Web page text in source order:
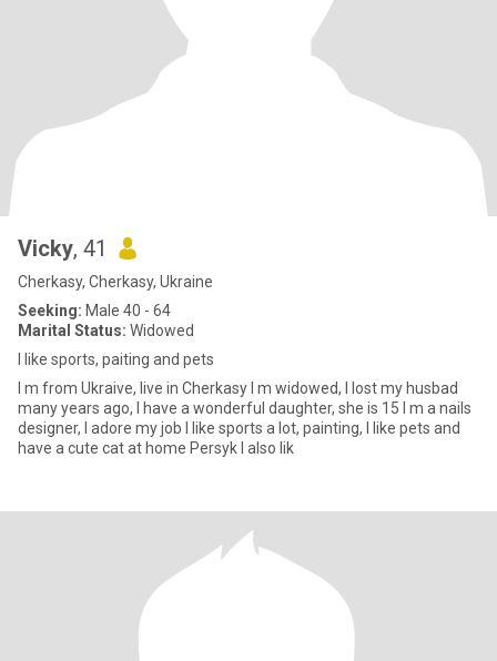
Vicky, 41
Cherkasy, Cherkasy, Ukraine
Seeking: Male 40 - 64
Marital Status: Widowed
I like sports, paiting and pets
I m from Ukraive, live in Cherkasy I m widowed, I lost my husbad
many years ago, I have a wonderful daughter, she is 15 I m a nails
designer, I adore my job I like sports a lot, painting, I like pets and
have a cute cat at home Persyk I also lik